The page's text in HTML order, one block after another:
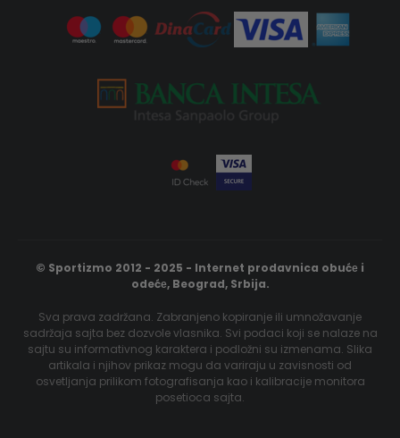
© Sportizmo 2012 - 2025 - Internet prodavnica obućе i
odećе, Beograd, Srbija.
Sva prava zadržana. Zabranjeno kopiranje ili umnožavanje
sadržaja sajta bez dozvole vlasnika. Svi podaci koji se nalaze na
sajtu su informativnog karaktera i podložni su izmenama. Slika
artikala i njihov prikaz mogu da variraju u zavisnosti od
osvetljanja prilikom fotografisanja kao i kalibracije monitora
posetioca sajta.